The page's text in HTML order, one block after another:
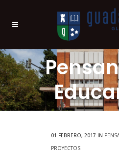
01 FEBRERO, 2017 IN
PROYECTOS